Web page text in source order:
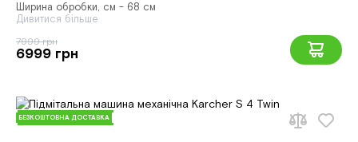
Ширина обробки, см - 68 см
Дивитися більше
7999 грн
6999 грн
БЕЗКОШТОВНА ДОСТАВКА